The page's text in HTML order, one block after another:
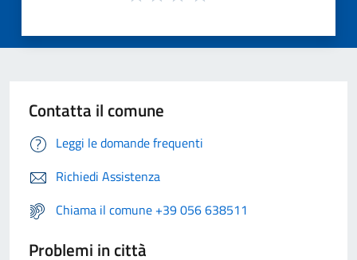
Contatta il comune
Leggi le domande frequenti
Richiedi Assistenza
Chiama il comune +39 056 638511
Problemi in città